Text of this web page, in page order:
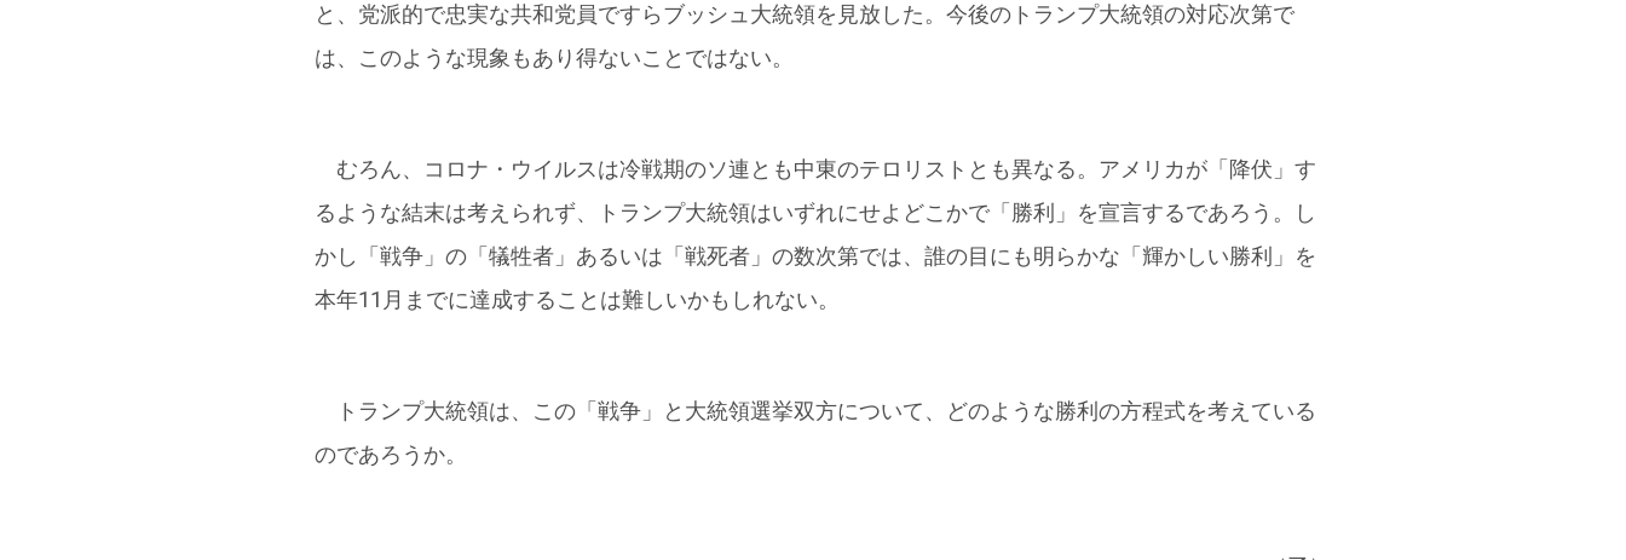
と、党派的で忠実な共和党員ですらブッシュ大統領を見放した。今後のトランプ大統領の対応次第で
は、このような現象もあり得ないことではない。
むろん、コロナ・ウイルスは冷戦期のソ連とも中東のテロリストとも異なる。アメリカが「降伏」す
るような結末は考えられず、トランプ大統領はいずれにせよどこかで「勝利」を宣言するであろう。し
かし「戦争」の「犠牲者」あるいは「戦死者」の数次第では、誰の目にも明らかな「輝かしい勝利」を
本年11月までに達成することは難しいかもしれない。
トランプ大統領は、この「戦争」と大統領選挙双方について、どのような勝利の方程式を考えている
のであろうか。